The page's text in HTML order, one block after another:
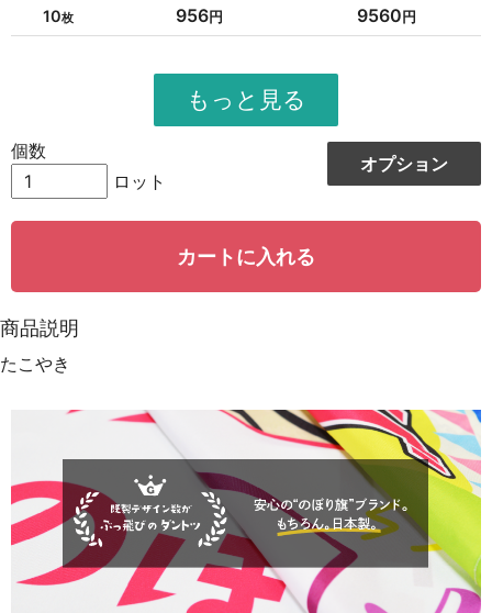
10 956 9560
951
12324
13216
15 942 14130
939
18
18460
921 19341
22 919 20218
917 21091
24 915
オプション
個数
ロット
カートに入れる
商品説明
たこやき